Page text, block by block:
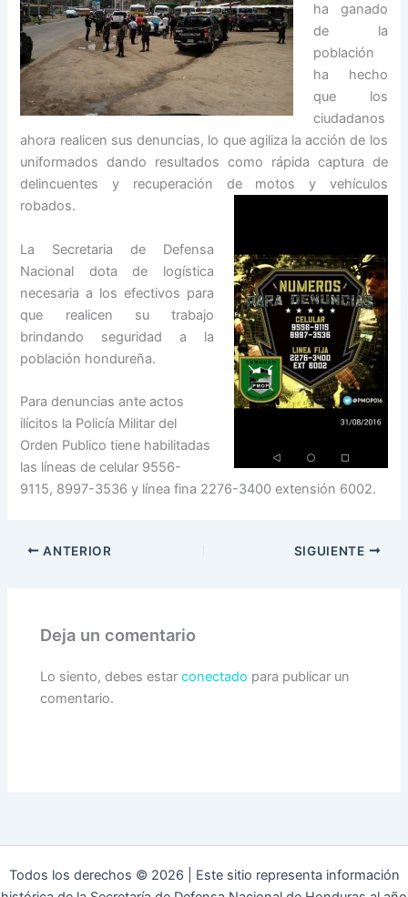
ha ganado
de la
población
ha hecho
que los
ciudadanos
ahora realicen sus denuncias, lo que agiliza la acción de los
uniformados dando resultados como rápida captura de
delincuentes y recuperación de motos y vehículos
robados.
La Secretaria de Defensa
Nacional dota de logística
necesaria a los efectivos para
que realicen su trabajo
brindando seguridad a la
población hondureña.
Para denuncias ante actos
ilícitos la Policía Militar del
Orden Publico tiene habilitadas
las líneas de celular 9556-
9115, 8997-3536 y línea fina 2276-3400 extensión 6002.
ANTERIOR SIGUIENTE
Deja un comentario
Lo siento, debes estarconectado para publicar un
comentario.
Todos los derechos © 2026 | Este sitio representa información